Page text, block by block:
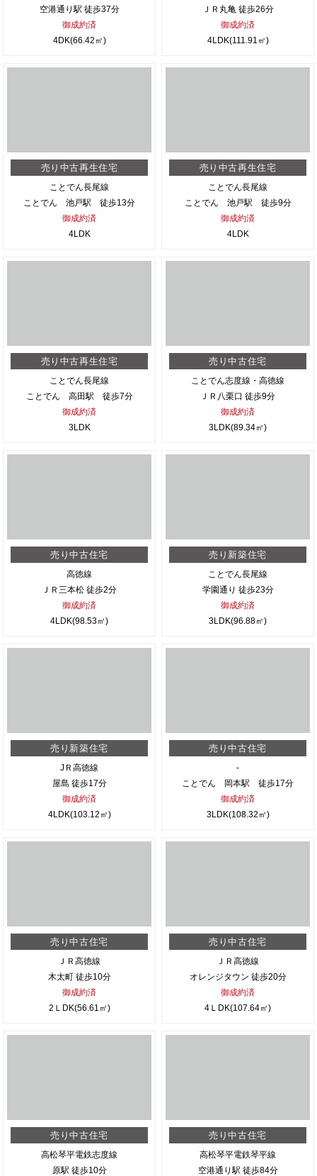
空港通り駅 徒歩37分
御成約済
4DK(66.42㎡)
ＪＲ丸亀 徒歩26分
御成約済
4LDK(111.91㎡)
売り中古再生住宅
ことでん長尾線
ことでん 池戸駅 徒歩13分
御成約済
4LDK
売り中古再生住宅
ことでん長尾線
ことでん 池戸駅 徒歩9分
御成約済
4LDK
売り中古再生住宅
ことでん長尾線
ことでん 高田駅 徒歩7分
御成約済
3LDK
売り中古住宅
ことでん志度線・高徳線
ＪＲ八栗口 徒歩9分
御成約済
3LDK(89.34㎡)
売り中古住宅
高徳線
ＪＲ三本松 徒歩2分
御成約済
4LDK(98.53㎡)
売り新築住宅
ことでん長尾線
学園通り 徒歩23分
御成約済
3LDK(96.88㎡)
売り新築住宅
JＲ高徳線
屋島 徒歩17分
御成約済
4LDK(103.12㎡)
売り中古住宅
-
ことでん 岡本駅 徒歩17分
御成約済
3LDK(108.32㎡)
売り中古住宅
ＪＲ高徳線
木太町 徒歩10分
御成約済
2ＬDK(56.61㎡)
売り中古住宅
ＪＲ高徳線
オレンジタウン 徒歩20分
御成約済
4ＬDK(107.64㎡)
売り中古住宅
高松琴平電鉄志度線
原駅 徒歩10分
売り中古住宅
高松琴平電鉄琴平線
空港通り駅 徒歩84分